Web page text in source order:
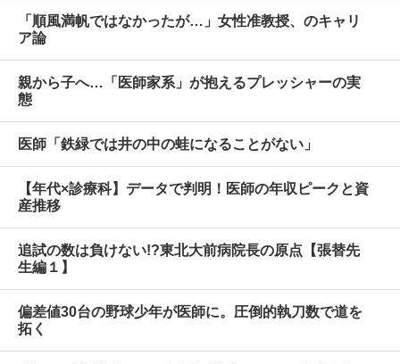
「順風満帆ではなかったが…」女性准教授、のキャリ
ア論
親から子へ…「医師家系」が抱えるプレッシャーの実
態
医師「鉄緑では井の中の蛙になることがない」
【年代×診療科】データで判明！医師の年収ピークと資
産推移
追試の数は負けない!?東北大前病院長の原点【張替先
生編１】
偏差値30台の野球少年が医師に。圧倒的執刀数で道を
拓く